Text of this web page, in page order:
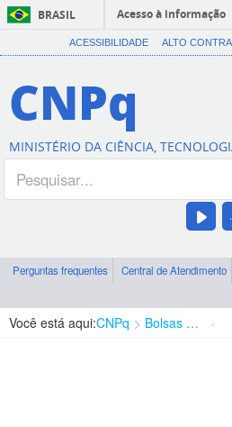
BRASIL
Acesso à informação
ACESSIBILIDADE ALTO
CNPq
MINISTÉRIO DA CIÊNCIA,
Perguntas frequentes Central de Atendimento
Você está aqui:CNPq Bolsas e Auxílios Vigentes